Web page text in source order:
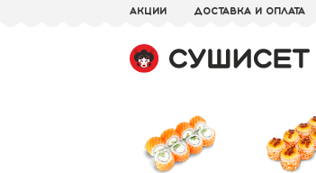
акции доставка и оплата